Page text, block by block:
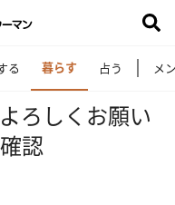
る 暮らす 占う メ
ろしくお願い
認